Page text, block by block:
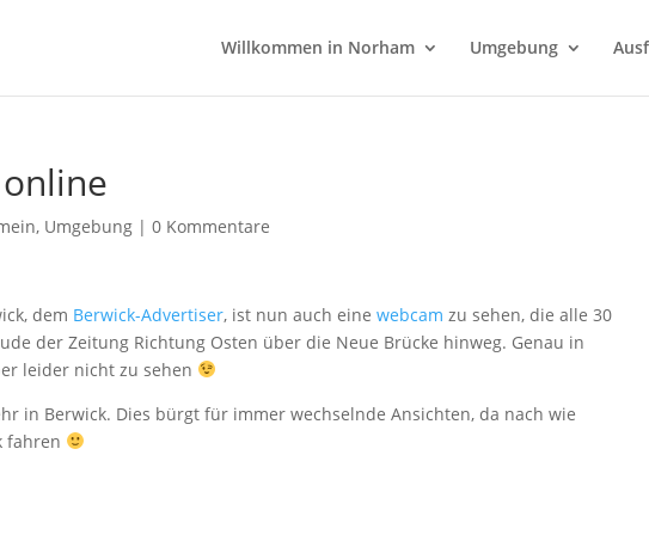
Willkommen in Norham Umgebung
, Umgebung |0 Kommentare
dem Berwick-Advertiser, ist nun auch einewebcam zu sehen, die alle 30
der Zeitung Richtung Osten über die Neue Brücke hinweg. Genau in
leider nicht zu sehen
in Berwick. Dies bürgt für immer wechselnde Ansichten, da nach wie
fahren